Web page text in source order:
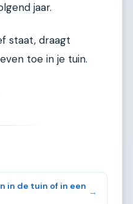
jaar.
staat, draagt
toe in je tuin.
in de tuin of in een
→